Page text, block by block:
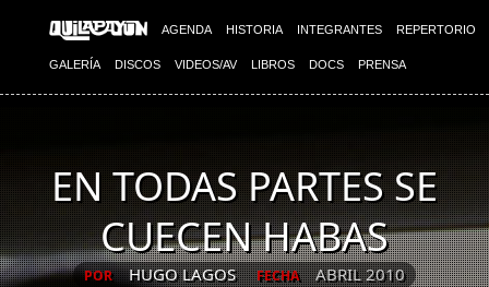
AGENDA HISTORIA INTEGRANTES REPERTORIO
GALERÍA DISCOS VIDEOS/AV LIBROS DOCS PRENSA
EN TODAS PARTES SE
CUECEN HABAS
POR HUGO LAGOS FECHA ABRIL 2010